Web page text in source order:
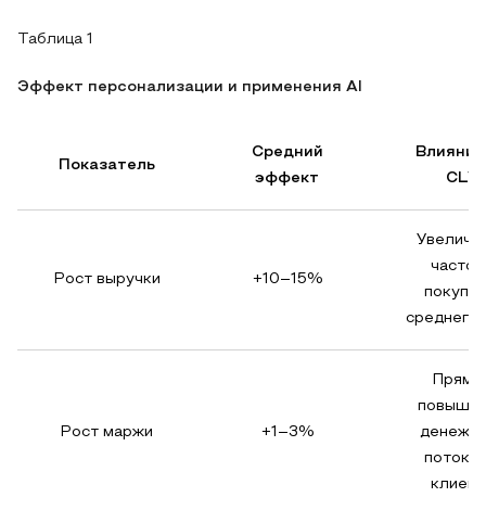
Таблица 1
Эффект персонализации и применения AI
Показатель
Средний
эффект
CLV
Рост выручки +10–15%
среднего
Рост маржи +1–3%
потока